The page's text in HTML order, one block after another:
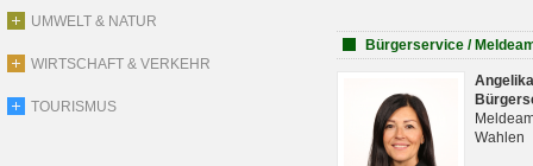
UMWELT & NATUR
WIRTSCHAFT & VERKEHR
TOURISMUS
Bürgerservice /
Wahlen